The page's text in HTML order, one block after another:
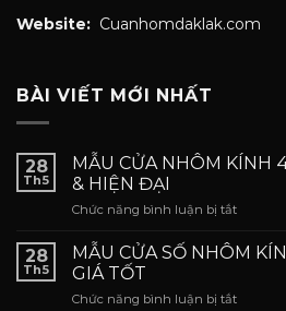
Website: Cuanhomdaklak.com
BÀI VIẾT MỚI NHẤT
28
Th5
MẪU CỬA NHÔM KÍNH
& HIỆN ĐẠI
Chức năng bình luận bị tắtở
CỬA
NHÔM
4
28
Th5
MẪU CỬA SỐ NHÔM
GIÁ TỐT
Chức năng bình luận bị tắtở